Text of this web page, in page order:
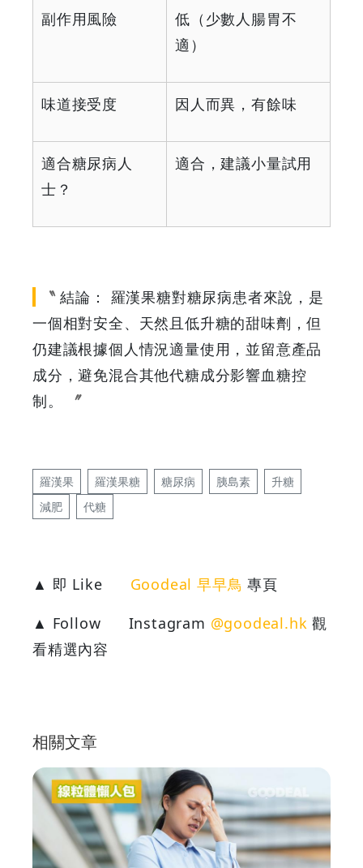
副作用風險
低（少數人腸胃不
適）
味道接受度 因人而異，有餘味
適合糖尿病人
士？
適合，建議小量試用
結論： 羅漢果糖對糖尿病患者來說，是
一個相對安全、天然且低升糖的甜味劑，但
仍建議根據個人情況適量使用，並留意產品
成分，避免混合其他代糖成分影響血糖控
制。
羅漢果 羅漢果糖 糖尿病 胰島素
升糖
減肥
代糖
▲ 即 Like Goodeal 早早鳥 專頁
▲ Follow
Instagram @goodeal.hk 觀
看精選內容
相關文章